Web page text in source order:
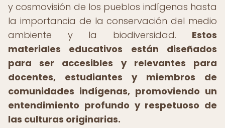
y cosmovisión de los pueblos indígenas hasta
la importancia de la conservación del medio
ambiente y la biodiversidad. Estos
materiales educativos están diseñados
para ser accesibles y relevantes para
docentes, estudiantes y miembros de
comunidades indígenas, promoviendo un
entendimiento profundo y respetuoso de
las culturas originarias.